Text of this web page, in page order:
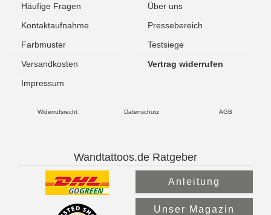
Häufige Fragen
Über uns
Kontaktaufnahme
Pressebereich
Farbmuster
Testsiege
Versandkosten
Vertrag widerrufen
Impressum
Widerrufsrecht Datenschutz AGB
Wandtattoos.de Ratgeber
Anleitung
Unser Magazin